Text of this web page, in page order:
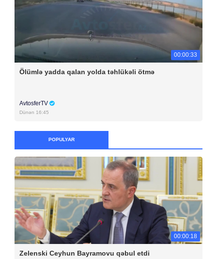
00:00:33
Ölümlə yadda qalan yolda təhlükəli ötmə
AvtosferTV
Dünən 16:45
POPULYAR
00:00:18
Zelenski Ceyhun Bayramovu qəbul etdi